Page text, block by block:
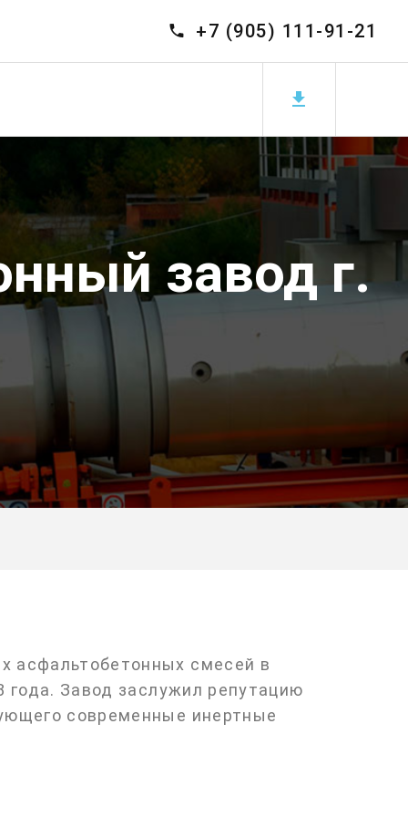
+7 (905) 111-91-21
завод г.
асфальтобетонных смесей в
Завод заслужил репутацию
современные инертные